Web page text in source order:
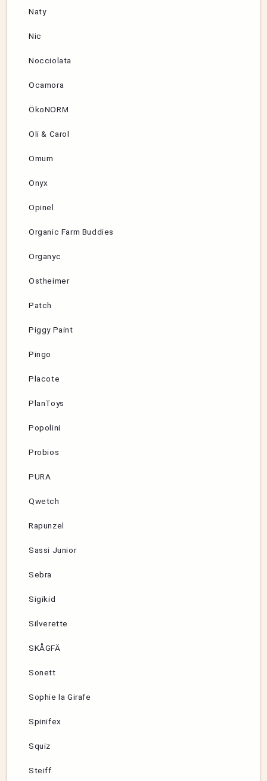
Naty
Nic
Nocciolata
Ocamora
ÖkoNORM
Oli & Carol
Omum
Onyx
Opinel
Organic Farm Buddies
Organyc
Ostheimer
Patch
Piggy Paint
Pingo
Placote
PlanToys
Popolini
Probios
PURA
Qwetch
Rapunzel
Sassi Junior
Sebra
Sigikid
Silverette
SKÅGFÄ
Sonett
Sophie la Girafe
Spinifex
Squiz
Steiff